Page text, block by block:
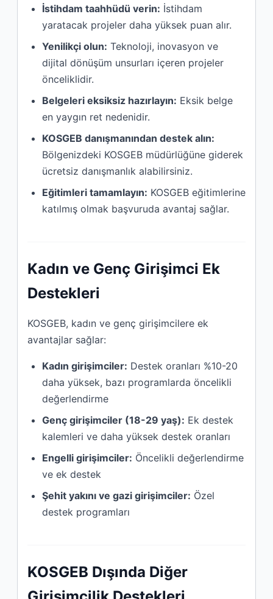
İstihdam taahhüdü verin: İstihdam
yaratacak projeler daha yüksek puan alır.
Yenilikçi olun: Teknoloji, inovasyon ve
dijital dönüşüm unsurları içeren projeler
önceliklidir.
Belgeleri eksiksiz hazırlayın: Eksik belge
en yaygın ret nedenidir.
KOSGEB danışmanından destek alın:
Bölgenizdeki KOSGEB müdürlüğüne giderek
ücretsiz danışmanlık alabilirsiniz.
Eğitimleri tamamlayın: KOSGEB eğitimlerine
katılmış olmak başvuruda avantaj sağlar.
Kadın ve Genç Girişimci Ek
Destekleri
KOSGEB, kadın ve genç girişimcilere ek
avantajlar sağlar:
Kadın girişimciler: Destek oranları %10-20
daha yüksek, bazı programlarda öncelikli
değerlendirme
Genç girişimciler (18-29 yaş): Ek destek
kalemleri ve daha yüksek destek oranları
Engelli girişimciler: Öncelikli değerlendirme
ve ek destek
Şehit yakını ve gazi girişimciler: Özel
destek programları
KOSGEB Dışında Diğer